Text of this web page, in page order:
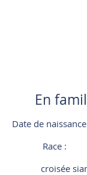
En
Date de
Race :
croisée